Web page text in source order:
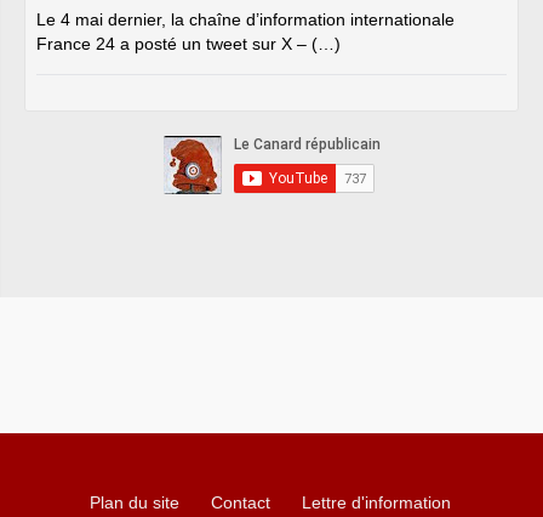
Le 4 mai dernier, la chaîne d’information internationale
France 24 a posté un tweet sur X – (…)
Plan du site Contact Lettre d'information